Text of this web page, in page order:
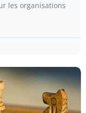
les organisations